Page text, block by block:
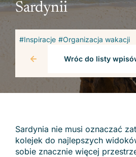
Sardynii
#Inspiracje #Organizacja wakacji
Wróc do listy
Sardynia nie musi oznaczać
kolejek do najlepszych
sobie znacznie więcej